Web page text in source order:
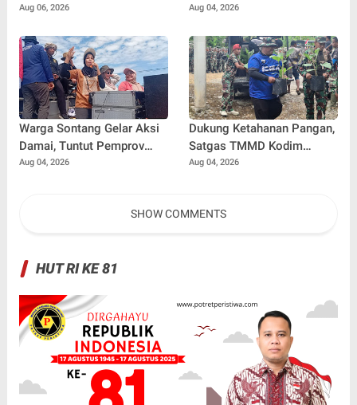
2 Km Padamkan Karhutla
Aug 06, 2026
L300 dan 5 Unit Sepeda
Aug 04, 2026
Warga Sontang Gelar Aksi
Damai, Tuntut Pemprov
Riau Segera Benahi Jalan
Aug 04, 2026
Dukung Ketahanan Pangan,
Satgas TMMD Kodim
0102/Pidie Siapkan Bibit
Aug 04, 2026
SHOW COMMENTS
HUT RI KE 81